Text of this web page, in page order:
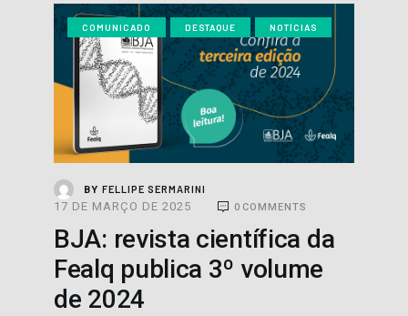
COMUNICADO DESTAQUE NOTÍCIAS
BY FELLIPE SERMARINI
17 DE MARÇO DE 2025 0 COMMENTS
BJA: revista científica da
Fealq publica 3º volume
de 2024